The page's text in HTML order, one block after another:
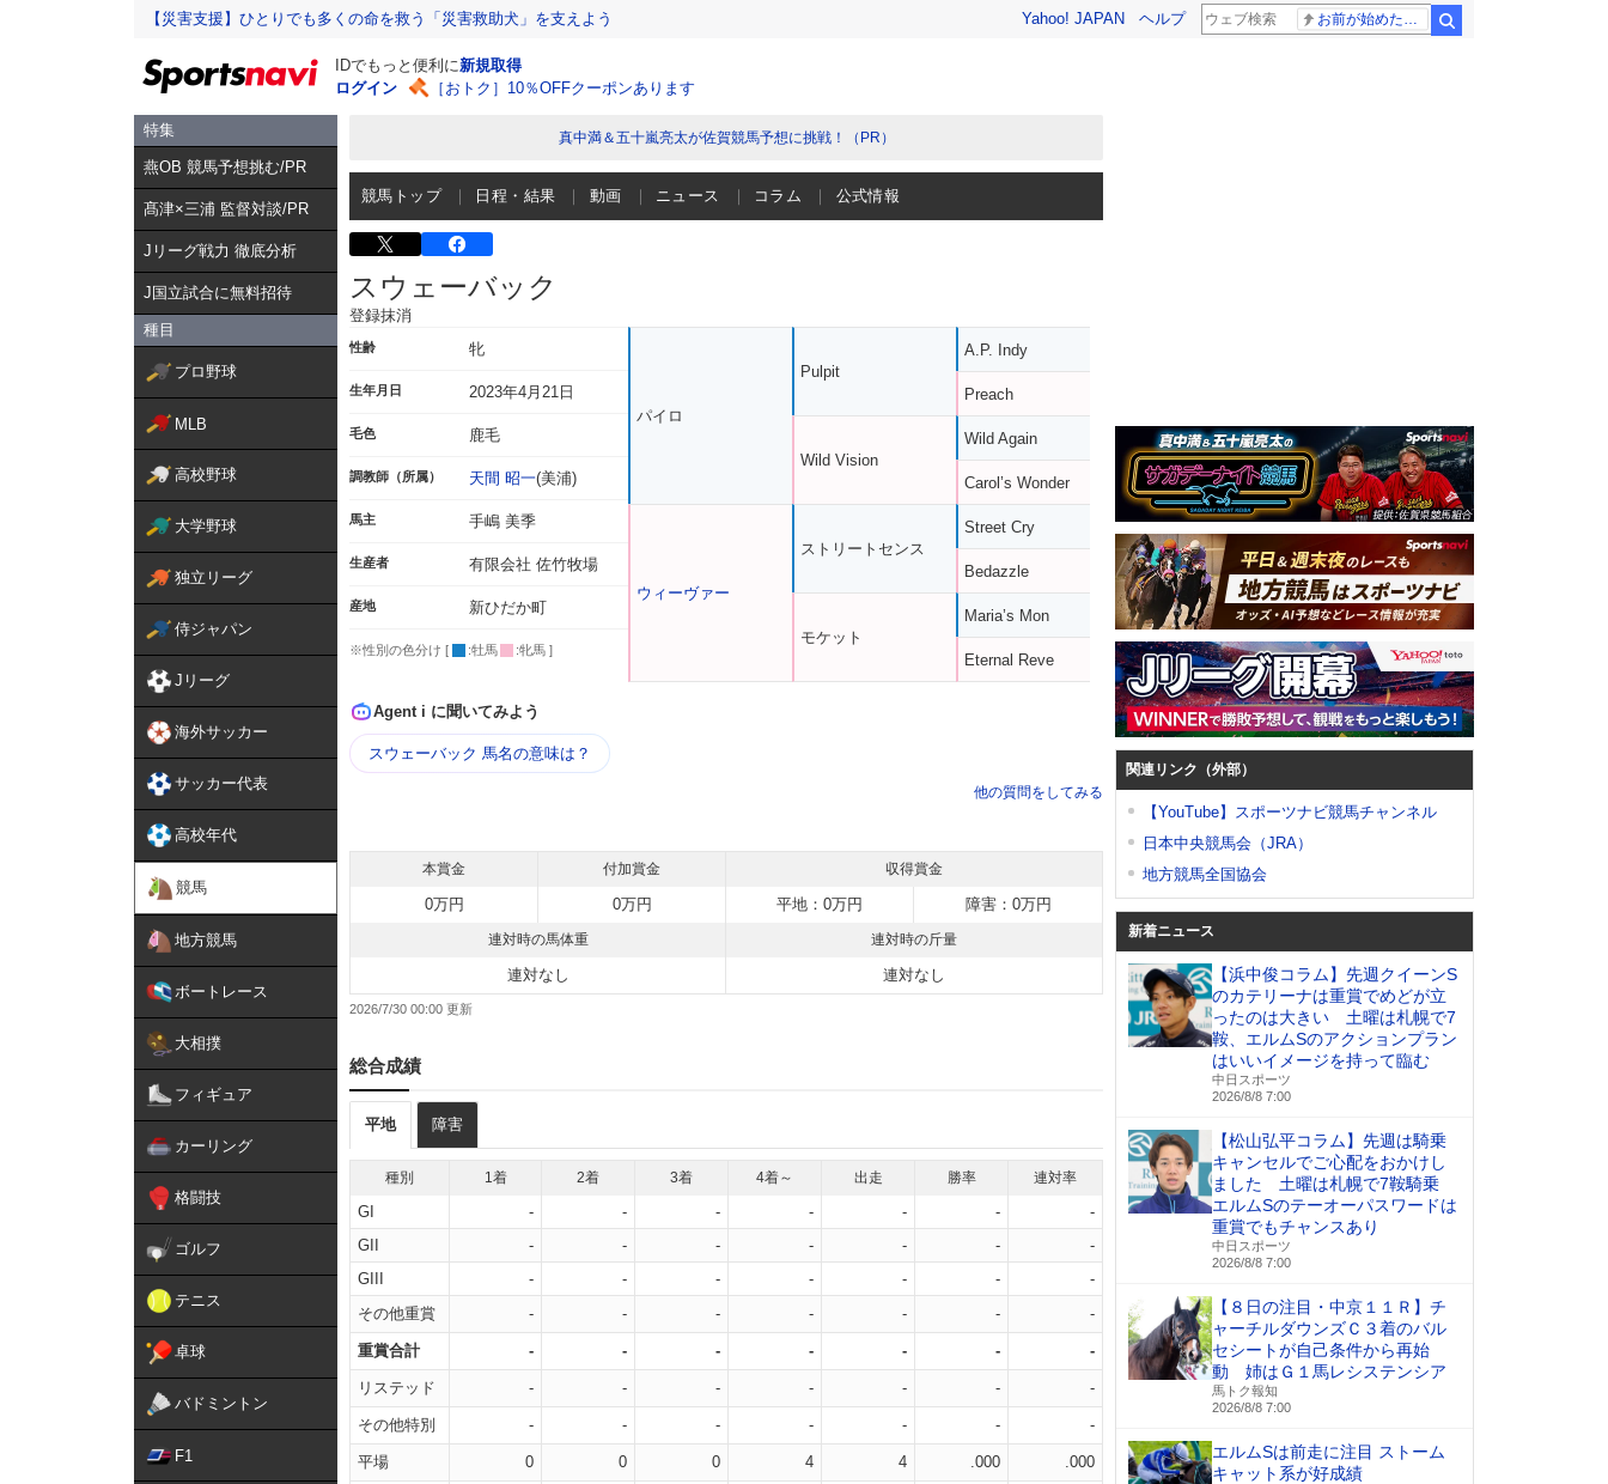
【災害支援】ひとりでも多くの命を救う「災害救助犬」を支えよう Yahoo! JAPAN ヘルプ
IDでもっと便利に新規取得
ログイン
［おトク］10％OFFクーポンあります
特集
燕OB 競馬予想挑む/PR
髙津×三浦 監督対談/PR
Jリーグ戦力 徹底分析
J国立試合に無料招待
種目
プロ野球
MLB
高校野球
大学野球
独立リーグ
侍ジャパン
Jリーグ
海外サッカー
サッカー代表
高校年代
競馬
地方競馬
ボートレース
大相撲
フィギュア
カーリング
格闘技
ゴルフ
テニス
卓球
バドミントン
F1
真中満＆五十嵐亮太が佐賀競馬予想に挑戦！（PR）
競馬トップ 日程・結果 動画 ニュース コラム 公式情報
スウェーバック
登録抹消
性齢 牝
生年月日 2023年4月21日
毛色 鹿毛
調教師（所属） 天間 昭一(美浦)
馬主 手嶋 美季
生産者 有限会社 佐竹牧場
産地 新ひだか町
※性別の色分け [ :牡馬 :牝馬 ]
パイロ
ウィーヴァー
Pulpit
Wild Vision
ストリートセンス
モケット
A.P. Indy
Preach
Wild Again
Carol’s Wonder
Street Cry
Bedazzle
Maria’s Mon
Eternal Reve
Agent i に聞いてみよう
スウェーバック 馬名の意味は？
他の質問をしてみる
本賞金 付加賞金 収得賞金
0万円 0万円 平地：0万円 障害：0万円
連対時の馬体重 連対時の斤量
連対なし 連対なし
2026/7/30 00:00
総合成績
平地 障害
種別 1着 2着 3着 4着～ 出走 勝率 連対率
GI - - - - - -
-
GII
- - - - - -
-
GIII
- - - - - -
-
その他重賞
- - - - - - -
重賞合計 - - - - - - -
リステッド - - - - - - -
その他特別 - - - - - - -
平場 0 0 0 4 4 .000 .000
関連リンク（外部）
【YouTube】スポーツナビ競馬チャンネル
日本中央競馬会（JRA）
地方競馬全国協会
新着ニュース
【浜中俊コラム】先週クイーンS
のカテリーナは重賞でめどが立
ったのは大きい 土曜は札幌で7
鞍、エルムSのアクションプラン
はいいイメージを持って臨む
中日スポーツ
2026/8/8 7:00
【松山弘平コラム】先週は騎乗
キャンセルでご心配をおかけし
ました 土曜は札幌で7鞍騎乗
エルムSのテーオーパスワードは
重賞でもチャンスあり
中日スポーツ
2026/8/8 7:00
【８日の注目・中京１１Ｒ】チ
ャーチルダウンズＣ３着のバル
セシートが自己条件から再始
動 姉はＧ１馬レシステンシア
馬トク報知
2026/8/8 7:00
エルムSは前走に注目 ストーム
キャット系が好成績